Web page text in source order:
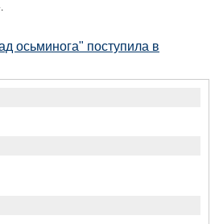
осьминога" поступила в